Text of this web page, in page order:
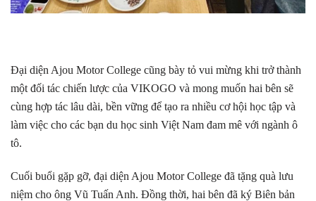
Đại diện Ajou Motor College cũng bày tỏ vui mừng khi trở thành
một đối tác chiến lược của VIKOGO và mong muốn hai bên sẽ
cùng hợp tác lâu dài, bền vững để tạo ra nhiều cơ hội học tập và
làm việc cho các bạn du học sinh Việt Nam đam mê với ngành ô
tô.
Cuối buổi gặp gỡ, đại diện Ajou Motor College đã tặng quà lưu
niệm cho ông Vũ Tuấn Anh. Đồng thời, hai bên đã ký Biên bản